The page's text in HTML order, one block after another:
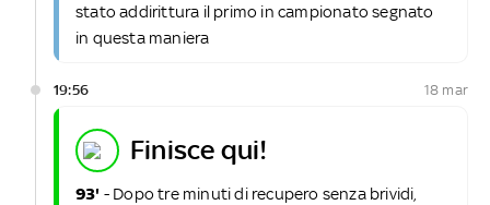
stato addirittura il primo in campionato segnato
in questa maniera
19:56 18 mar
finisce qui!
93' - Dopo tre minuti di recupero senza brividi,